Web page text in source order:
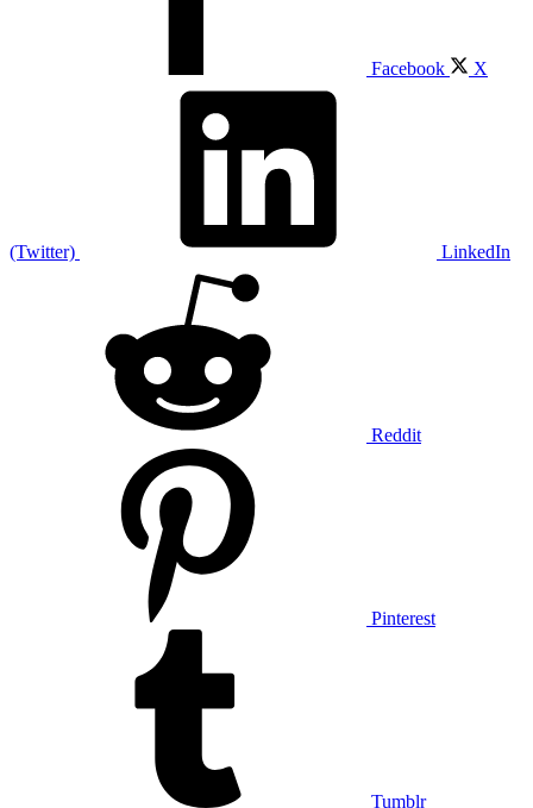
Facebook X
(Twitter) LinkedIn
Reddit
Pinterest
Tumblr